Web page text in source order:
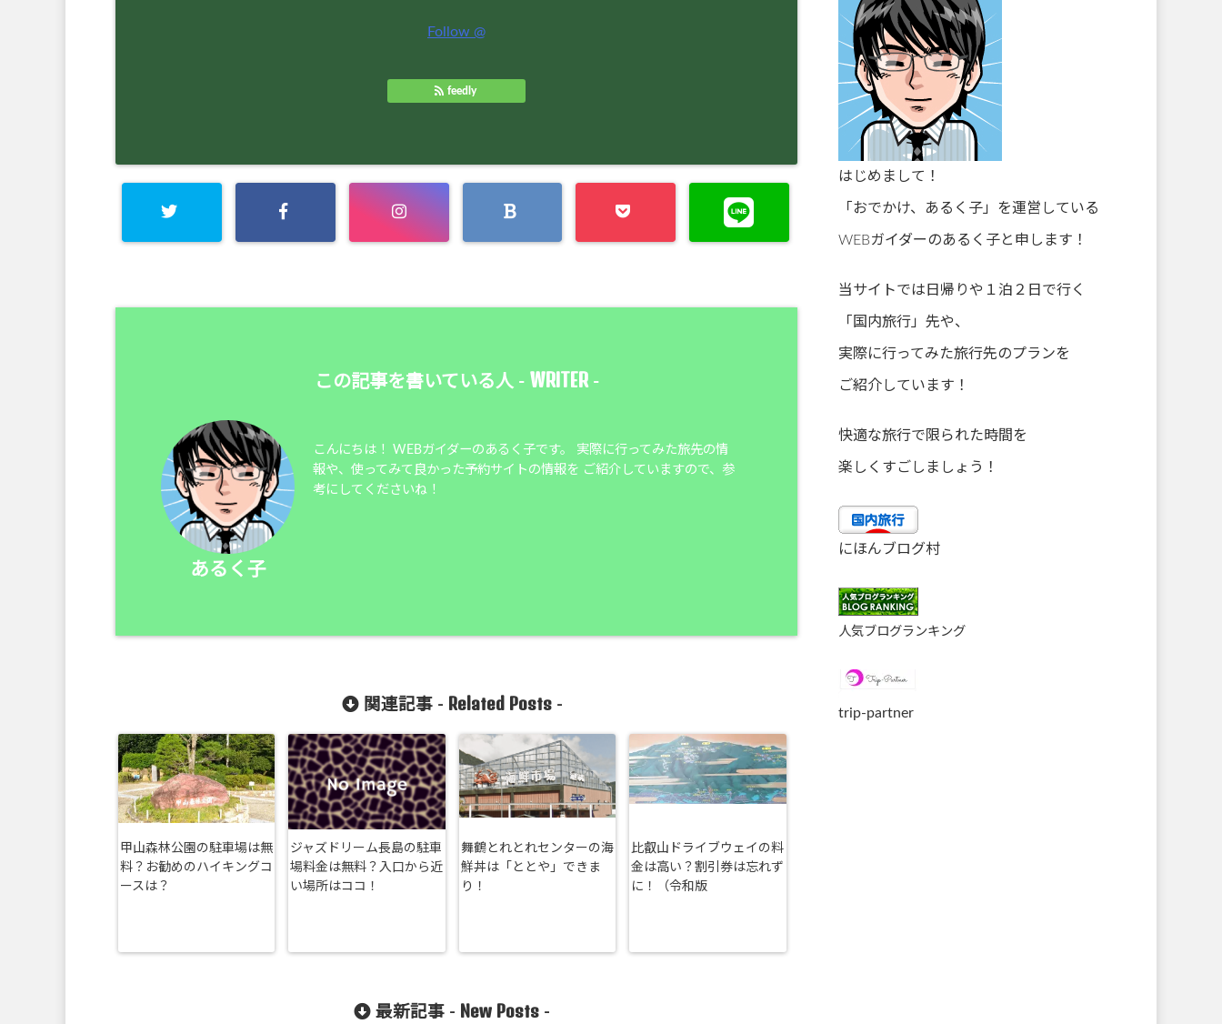
Follow @
feedly
この記事を書いている人 - WRITER-
あるく子
こんにちは！ WEBガイダーのあるく子です。 実際に行ってみた旅先の情
報や、使ってみて良かった予約サイトの情報を ご紹介していますので、参
考にしてくださいね！
関連記事 - Related Posts-
甲山森林公園の駐車場は無
料？お勧めのハイキングコ
ースは？
ジャズドリーム長島の駐車
場料金は無料？入口から近
い場所はココ！
舞鶴とれとれセンターの海
鮮丼は「ととや」できま
り！
比叡山ドライブウェイの料
金は高い？割引券は忘れず
に！（令和版
最新記事 - New Posts -
はじめまして！
「おでかけ、あるく子」を運営している
WEBガイダーのあるく子と申します！
当サイトでは日帰りや１泊２日で行く
「国内旅行」先や、
実際に行ってみた旅行先のプランを
ご紹介しています！
快適な旅行で限られた時間を
楽しくすごしましょう！
にほんブログ村
人気ブログランキング
trip-partner